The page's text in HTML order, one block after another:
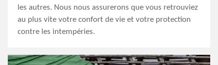
les autres. Nous nous assurerons que vous retrouviez
au plus vite votre confort de vie et votre protection
contre les intempéries.